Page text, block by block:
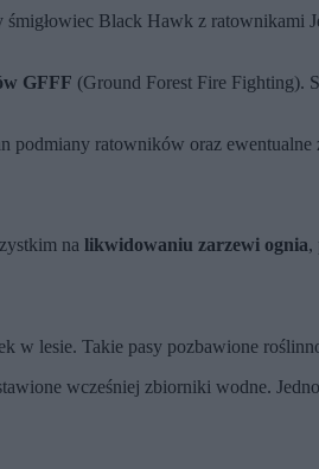
Black Hawk z ratownikami
GFFF (Ground Forest Fire Fighting).
podmiany ratowników oraz
na likwidowaniu zarzewi ognia,
lesie. Takie pasy pozbawione
wcześniej zbiorniki wodne.